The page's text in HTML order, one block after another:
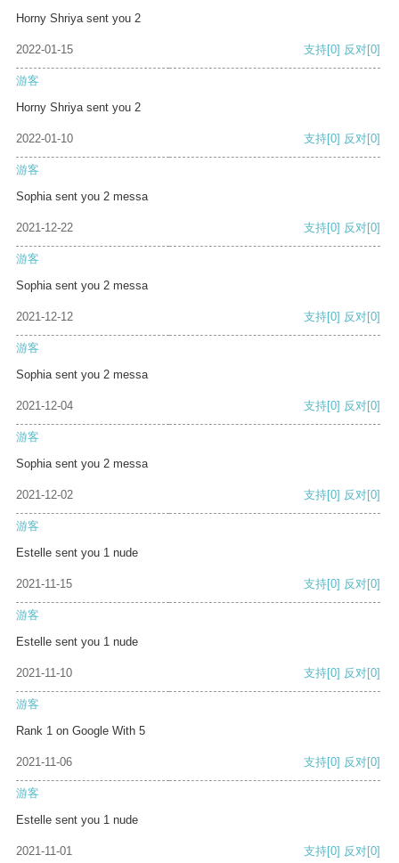
Horny Shriya sent you 2
2022-01-15 支持[0] 反对[0]
游客
Horny Shriya sent you 2
2022-01-10 支持[0] 反对[0]
游客
Sophia sent you 2 messa
2021-12-22 支持[0] 反对[0]
游客
Sophia sent you 2 messa
2021-12-12 支持[0] 反对[0]
游客
Sophia sent you 2 messa
2021-12-04 支持[0] 反对[0]
游客
Sophia sent you 2 messa
2021-12-02 支持[0] 反对[0]
游客
Estelle sent you 1 nude
2021-11-15 支持[0] 反对[0]
游客
Estelle sent you 1 nude
2021-11-10 支持[0] 反对[0]
游客
Rank 1 on Google With 5
2021-11-06 支持[0] 反对[0]
游客
Estelle sent you 1 nude
2021-11-01 支持[0] 反对[0]